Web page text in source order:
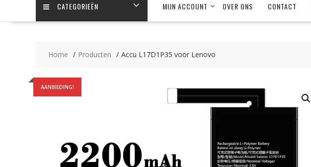
CATEGORIEËN MIJN ACCOUNT OVER ONS CONTACT
Home Producten Accu L17D1P35 voor Lenovo
AANBIEDING!